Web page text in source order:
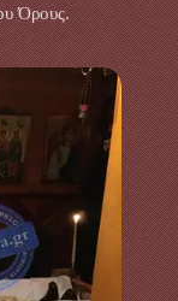
Όρους.